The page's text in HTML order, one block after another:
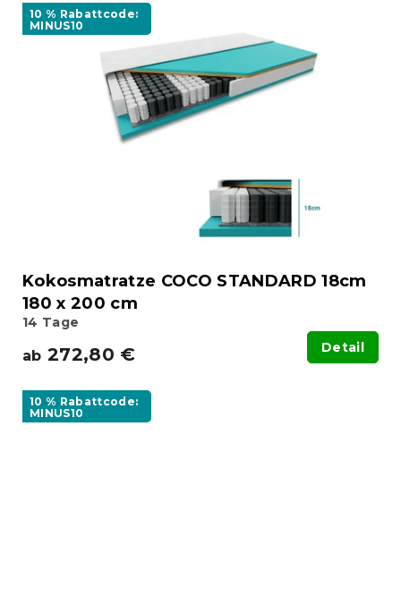
10 % Rabattcode:
MINUS10
Kokosmatratze COCO STANDARD 18cm
180 x 200 cm
14 Tage
ab 272,80 € Detail
10 % Rabattcode:
MINUS10